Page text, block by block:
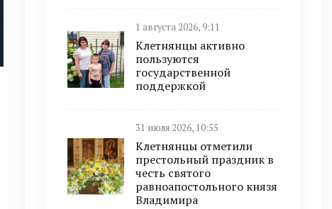
1 августа 2026, 9:11
Клетнянцы активно
пользуются
государственной
поддержкой
31 июля 2026, 10:55
Клетнянцы отметили
престольный праздник в
честь святого
равноапостольного князя
Владимира